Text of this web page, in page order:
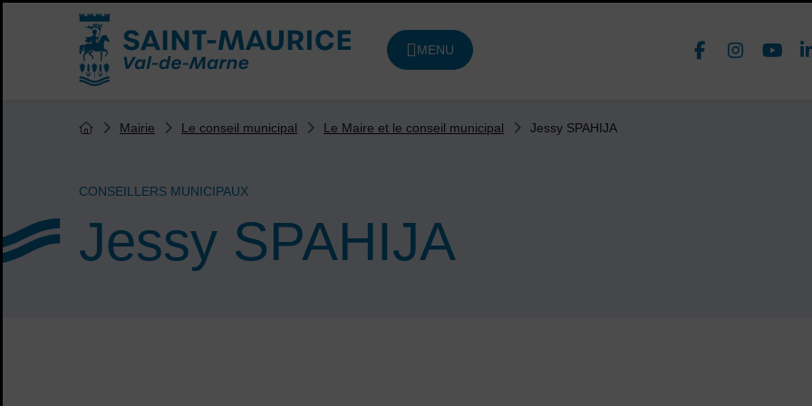
Accueil ville de Saint-Maurice
MENU
DE NAVIGATION PRINCIPALE Nous
Jessy SPAHIJA
CONSEILLERS MUNICIPAUX
Vous êtes ici :
Page d'accueil du site
Mairie Le conseil municipal Le Maire et le conseil municipal Jessy SPAHIJA